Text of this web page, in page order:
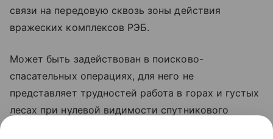
связи на передовую сквозь зоны действия
вражеских комплексов РЭБ.
Может быть задействован в поисково-
спасательных операциях, для него не
представляет трудностей работа в горах и густых
лесах при нулевой видимости спутникового